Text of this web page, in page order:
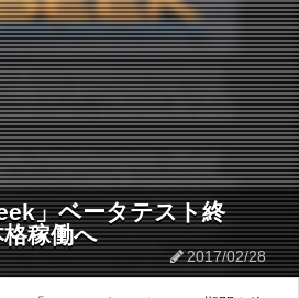
」ベータテスト終
稼働へ
2017/02/28